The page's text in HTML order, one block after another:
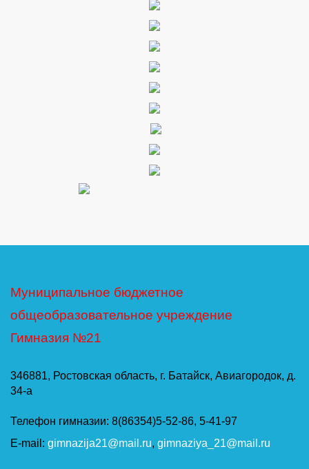
Муниципальное бюджетное
общеобразовательное учреждение
Гимназия №21
346881, Ростовская область, г. Батайск, Авиагородок, д.
34-а
Телефон гимназии: 8(86354)5-52-86, 5-41-97
E-mail: gimnazija21@mail.ru, gimnaziya_21@mail.ru